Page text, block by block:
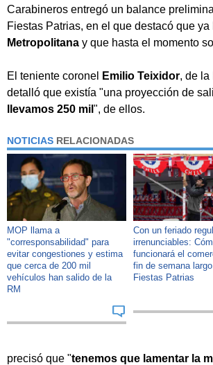
Carabineros entregó un balance
Fiestas Patrias, en el que destacó que
Metropolitana y que hasta el momento
El teniente coronel Emilio Teixidor, de la
detalló que existía "una proyección de
llevamos 250 mil ", de ellos.
NOTICIAS RELACIONADAS
MOP llama a
"corresponsabilidad" para
evitar congestiones y estima
que cerca de 200 mil
vehículos han salido de la
RM
Con un feriado
irrenunciables:
funcionará el
fin de semana
Fiestas Patrias
precisó que "tenemos que lamentar la